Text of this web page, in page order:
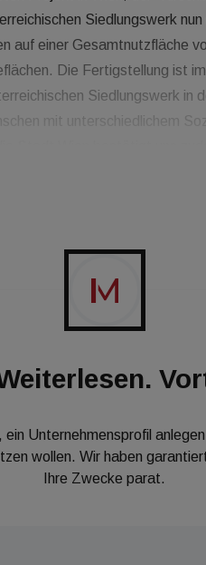
Siedlungswerk
auf einer Gesamtnutzfläche
Die Fertigstellung ist
Siedlungswerk in
mit unterschiedlichem
ein Unternehmensprofil
wollen. Wir haben
Ihre Zwecke parat.